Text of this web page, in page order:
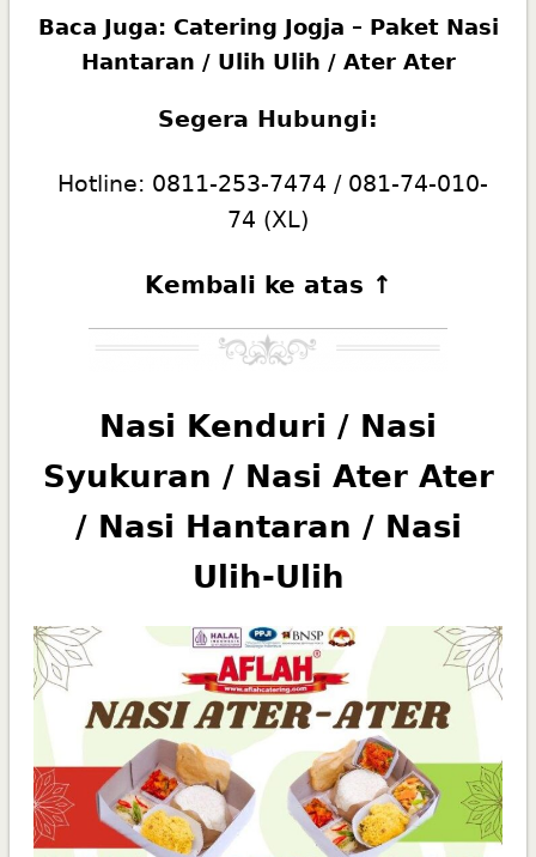
Baca Juga: Catering Jogja – Paket Nasi
Hantaran / Ulih Ulih / Ater Ater
Segera Hubungi:
Hotline: 0811-253-7474 / 081-74-010-
74 (XL)
Kembali ke atas ↑
Nasi Kenduri / Nasi
Syukuran / Nasi Ater Ater
/ Nasi Hantaran / Nasi
Ulih-Ulih